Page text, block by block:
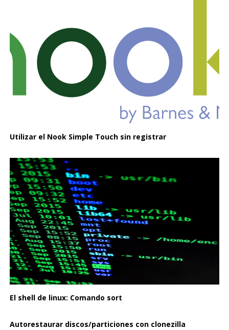
Utilizar el Nook Simple Touch sin registrar
El shell de linux: Comando sort
Autorestaurar discos/particiones con clonezilla